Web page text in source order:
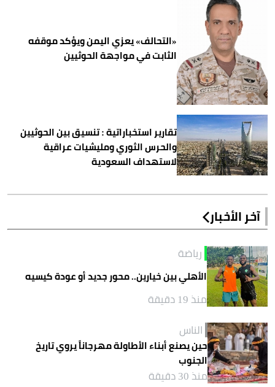
«التحالف» يعزي اليمن ويؤكد موقفه
الثابت في مواجهة الحوثيين
تقارير استخباراتية : تنسيق بين الحوثيين
والحرس الثوري ومليشيات عراقية
لاستهداف السعودية
آخر الأخبار
رياضة
الأهلي بين خيارين.. محور جديد أو عودة كيسيه
منذ 19 دقيقة
الناس
حين يصنع أبناء الأطاولة مهرجاناً يروي تاريخ
الجنوب
منذ 30 دقيقة